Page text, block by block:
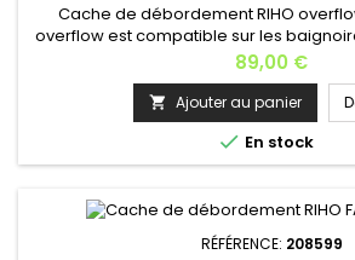
Cache de débordement RIHO
overflow est compatible sur les
back-2-wall DESIRE corner MODESTY
Free DEVOTION back-2-wall RETHINK
Space STILL Shower STILL Smart
disponibles: Chrome (208591) Blanc
mat (208602) Noir mat
Prix
89,00 €
 Ajouter au panier
 En stock
RÉFÉRENCE: 208599